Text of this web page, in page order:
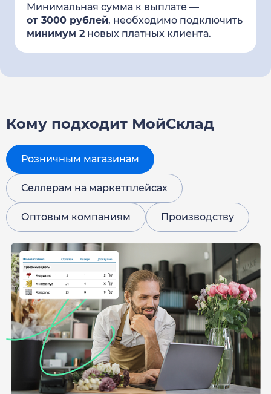
Минимальная сумма к выплате —
от 3000 рублей, необходимо подключить
минимум 2 новых платных клиента.
Кому подходит МойСклад
Розничным магазинам
Селлерам на маркетплейсах
Оптовым компаниям Производству